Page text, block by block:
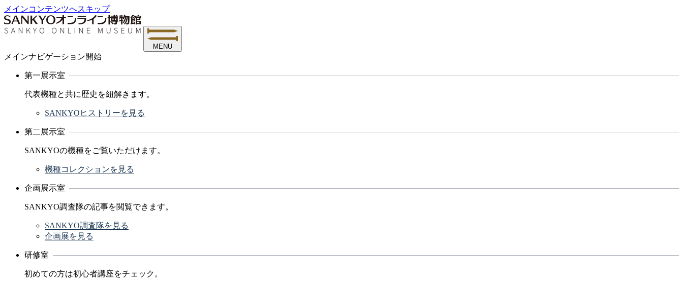
メインコンテンツへスキップ
MENU
メインナビゲーション開始
第一展示室
代表機種と共に歴史を紐解きます。
SANKYOヒストリーを見る
第二展示室
SANKYOの機種をご覧いただけます。
機種コレクションを見る
企画展示室
SANKYO調査隊の記事を閲覧できます。
SANKYO調査隊を見る
企画展を見る
研修室
初めての方は初心者講座をチェック。